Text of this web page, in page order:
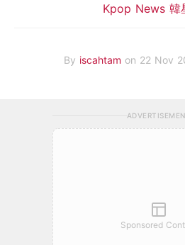
Kpop News 韓
By iscahtam on 22 Nov
Sponsored